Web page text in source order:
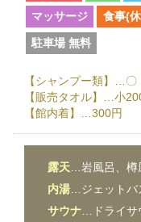
マッサージ 食事(
駐車場 無料
【シャンプー類】…〇
【販売タオル】…小
【館内着】…300円
露天…岩風呂、樽
内湯…ジェットバ
サウナ…ドライサ